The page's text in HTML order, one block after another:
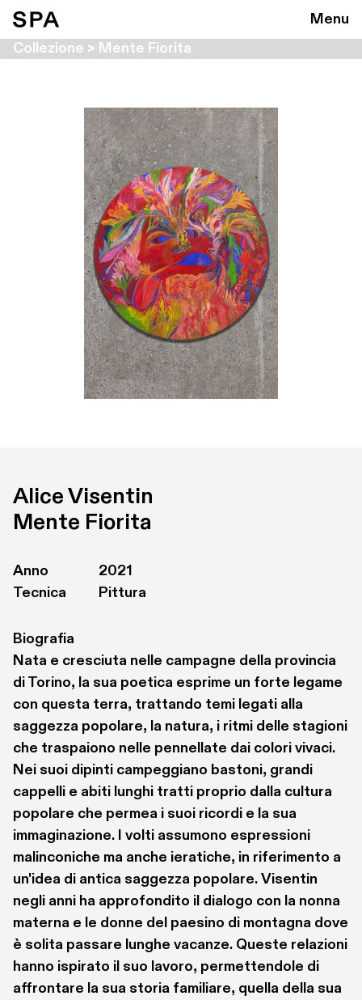
Menu
Collezione > Mente Fiorita
Alice Visentin
Mente Fiorita
Anno
2021
Tecnica
Pittura
Biografia
Nata e cresciuta nelle campagne della provincia
di Torino, la sua poetica esprime un forte legame
con questa terra, trattando temi legati alla
saggezza popolare, la natura, i ritmi delle stagioni
che traspaiono nelle pennellate dai colori vivaci.
Nei suoi dipinti campeggiano bastoni, grandi
cappelli e abiti lunghi tratti proprio dalla cultura
popolare che permea i suoi ricordi e la sua
immaginazione. I volti assumono espressioni
malinconiche ma anche ieratiche, in riferimento a
un'idea di antica saggezza popolare. Visentin
negli anni ha approfondito il dialogo con la nonna
materna e le donne del paesino di montagna dove
è solita passare lunghe vacanze. Queste relazioni
hanno ispirato il suo lavoro, permettendole di
affrontare la sua storia familiare, quella della sua